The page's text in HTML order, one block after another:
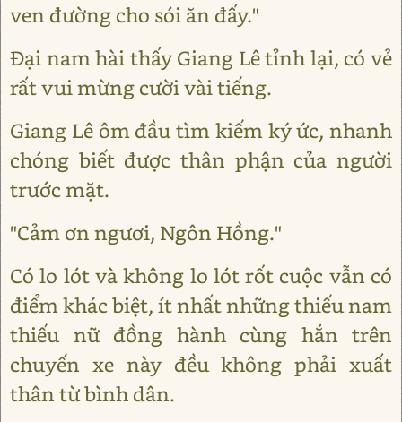
ven đường cho sói ăn đấy."
Đại nam hài thấy Giang Lê tỉnh lại, có vẻ
rất vui mừng cười vài tiếng.
Giang Lê ôm đầu tìm kiếm ký ức, nhanh
chóng biết được thân phận của người
trước mặt.
"Cảm ơn ngươi, Ngôn Hồng."
Có lo lót và không lo lót rốt cuộc vẫn có
điểm khác biệt, ít nhất những thiếu nam
thiếu nữ đồng hành cùng hắn trên
chuyến xe này đều không phải xuất
thân từ bình dân.